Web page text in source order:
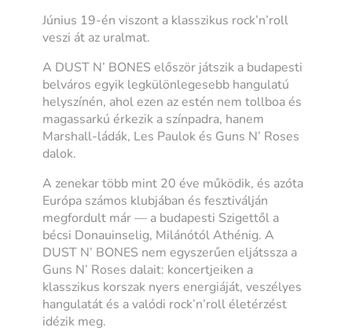
Június 19-én viszont a klasszikus rock’n’roll
veszi át az uralmat.
A DUST N’ BONES először játszik a budapesti
belváros egyik legkülönlegesebb hangulatú
helyszínén, ahol ezen az estén nem tollboa és
magassarkú érkezik a színpadra, hanem
Marshall-ládák, Les Paulok és Guns N’ Roses
dalok.
A zenekar több mint 20 éve működik, és azóta
Európa számos klubjában és fesztiválján
megfordult már — a budapesti Szigettől a
bécsi Donauinselig, Milánótól Athénig. A
DUST N’ BONES nem egyszerűen eljátssza a
Guns N’ Roses dalait: koncertjeiken a
klasszikus korszak nyers energiáját, veszélyes
hangulatát és a valódi rock’n’roll életérzést
idézik meg.